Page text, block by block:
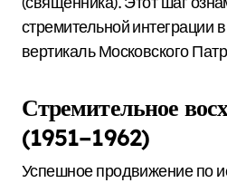
стремительной интеграции
вертикаль Московского
Стремительное
(1951–1962)
Успешное продвижение по